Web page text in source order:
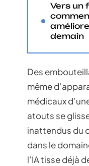
Vers un
demain
Des
même
médicaux
atouts se
inattendus du
dans le
l’IA tisse déjà